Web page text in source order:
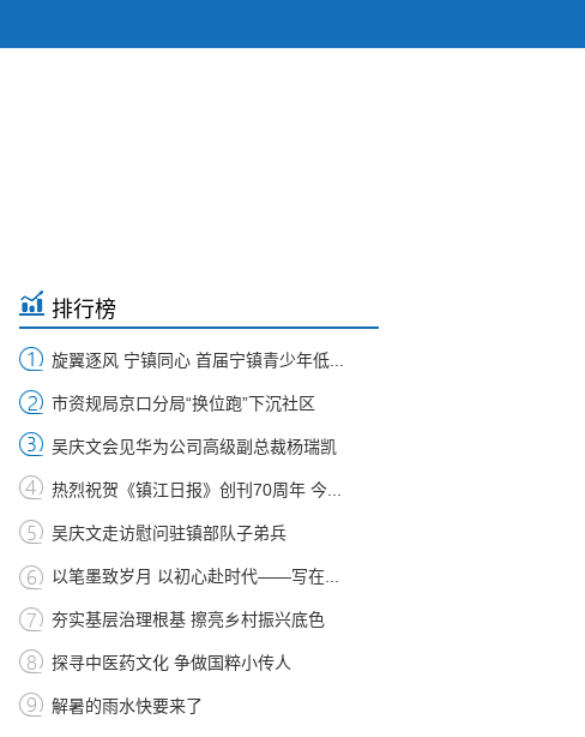
排行榜
旋翼逐风 宁镇同心 首届宁镇青少年低...
市资规局京口分局“换位跑”下沉社区
吴庆文会见华为公司高级副总裁杨瑞凯
热烈祝贺《镇江日报》创刊70周年 今...
吴庆文走访慰问驻镇部队子弟兵
以笔墨致岁月 以初心赴时代——写在...
夯实基层治理根基 擦亮乡村振兴底色
探寻中医药文化 争做国粹小传人
解暑的雨水快要来了